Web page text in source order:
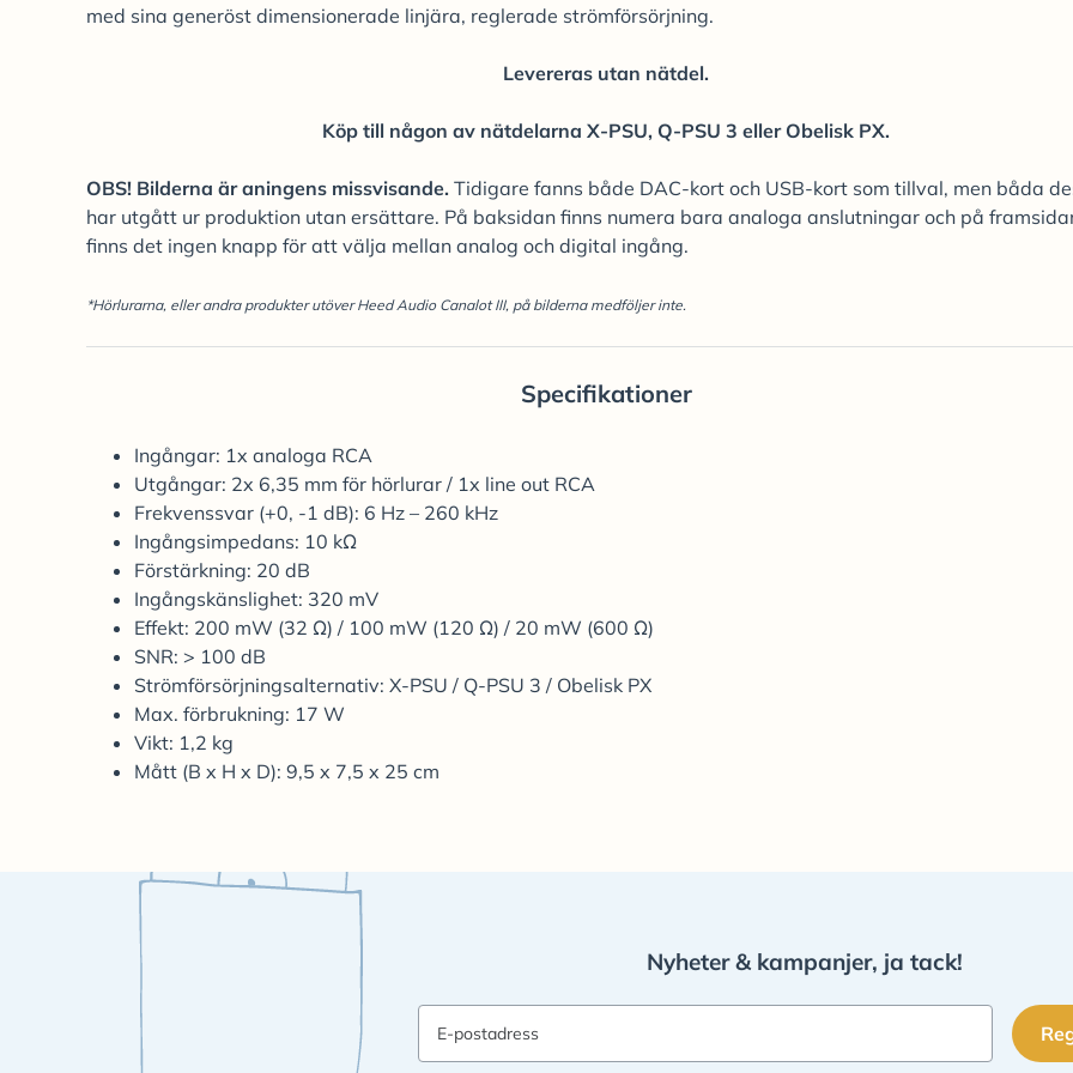
med sina generöst dimensionerade linjära, reglerade strömförsörjning.
Levereras utan nätdel.
Köp till någon av nätdelarna X-PSU, Q-PSU 3 eller Obelisk PX.
OBS! Bilderna är aningens missvisande. Tidigare fanns både DAC-kort och USB-kort som tillval, men båda
har utgått ur produktion utan ersättare. På baksidan finns numera bara analoga anslutningar och på
finns det ingen knapp för att välja mellan analog och digital ingång.
*Hörlurarna, eller andra produkter utöver Heed Audio Canalot III, på bilderna medföljer inte.
Specifikationer
Ingångar: 1x analoga RCA
Utgångar: 2x 6,35 mm för hörlurar / 1x line out RCA
Frekvenssvar (+0, -1 dB): 6 Hz – 260 kHz
Ingångsimpedans: 10 kΩ
Förstärkning: 20 dB
Ingångskänslighet: 320 mV
Effekt: 200 mW (32 Ω) / 100 mW (120 Ω) / 20 mW (600 Ω)
SNR: > 100 dB
Strömförsörjningsalternativ: X-PSU / Q-PSU 3 / Obelisk PX
Max. förbrukning: 17 W
Vikt: 1,2 kg
Mått (B x H x D): 9,5 x 7,5 x 25 cm
Nyheter & kampanjer, ja tack!
E-postadress